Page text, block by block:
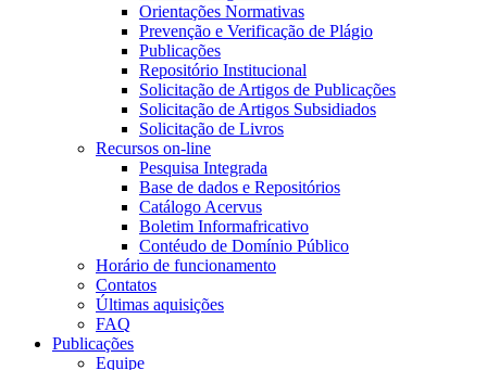
Orientações Normativas
Prevenção e Verificação de Plágio
Publicações
Repositório Institucional
Solicitação de Artigos de Publicações
Solicitação de Artigos Subsidiados
Solicitação de Livros
Recursos on-line
Pesquisa Integrada
Base de dados e Repositórios
Catálogo Acervus
Boletim Informafricativo
Contéudo de Domínio Público
Horário de funcionamento
Contatos
Últimas aquisições
FAQ
Publicações
Equipe